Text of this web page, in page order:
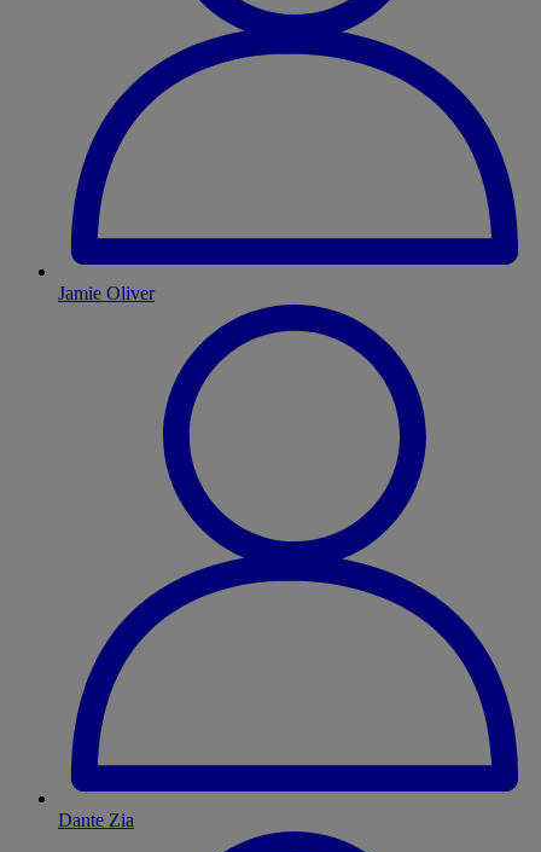
Jamie Oliver
Dante Zia